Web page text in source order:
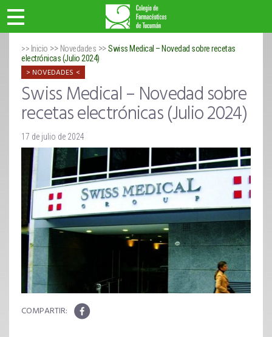
>> Inicio >> Novedades >>Swiss Medical – Novedad sobre recetas
electrónicas (Julio 2024)
NOVEDADES
Swiss Medical – Novedad sobre
recetas electrónicas (Julio 2024)
17 de julio de 2024